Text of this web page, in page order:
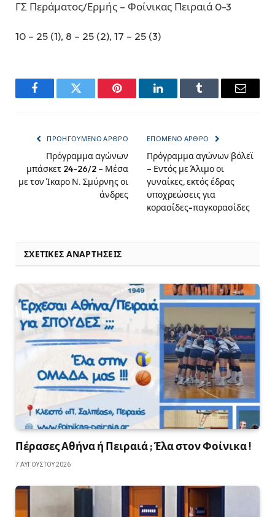
ΓΣ Περάματος/Ερμής – Φοίνικας Πειραιά 0-3
10 – 25 (1), 8 – 25 (2), 17 – 25 (3)
FacebookTwitter Pinterest LinkedInTumblr Email
ΠΡΟΗΓΟΎΜΕΝΟ ΆΡΘΡΟ
Πρόγραμμα αγώνων
μπάσκετ 24-26/2 – Μέσα
με τον Ίκαρο Ν. Σμύρνης οι
άνδρες
ΕΠΌΜΕΝΟ ΆΡΘΡΟ
Πρόγραμμα αγώνων βόλεϊ
– Εντός με Άλιμο οι
γυναίκες, εκτός έδρας
υποχρεώσεις για
κορασίδες-παγκορασίδες
ΣΧΕΤΙΚΈΣ ΑΝΑΡΤΉΣΕΙΣ
Πέρασες Αθήνα ή Πειραιά ; Έλα στον Φοίνικα !
7 ΑΥΓΟΎΣΤΟΥ 2026